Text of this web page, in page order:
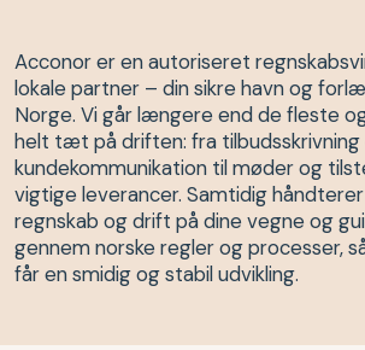
Acconor er en autoriseret
lokale partner – din sikre havn og
Norge. Vi går længere end de fleste
helt tæt på driften: fra tilbudsskrivning
kundekommunikation til møder og
vigtige leverancer. Samtidig
regnskab og drift på dine vegne og
gennem norske regler og processer,
får en smidig og stabil udvikling.